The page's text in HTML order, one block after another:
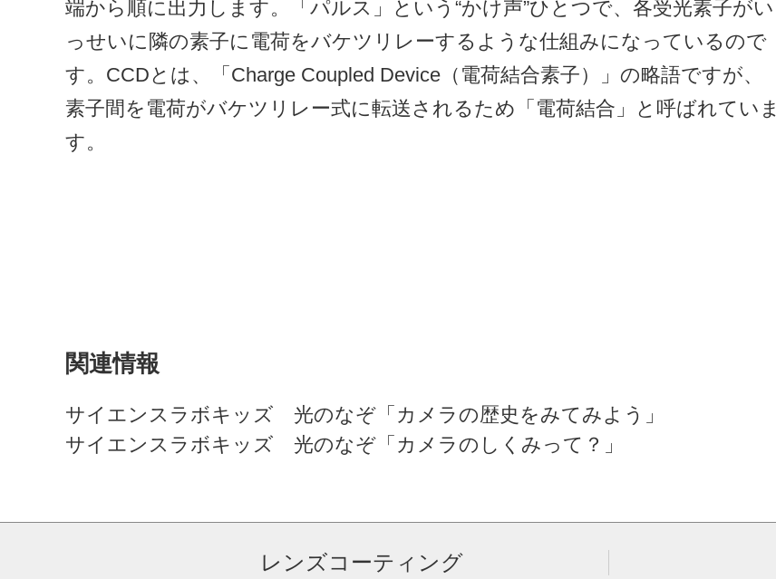
端から順に出力します。「パルス」という“かけ声”ひとつで、各受光素子がい
っせいに隣の素子に電荷をバケツリレーするような仕組みになっているので
す。CCDとは、「Charge Coupled Device（電荷結合素子）」の略語ですが、
素子間を電荷がバケツリレー式に転送されるため「電荷結合」と呼ばれていま
す。
関連情報
サイエンスラボキッズ 光のなぞ「カメラの歴史をみてみよう」
サイエンスラボキッズ 光のなぞ「カメラのしくみって？」
レンズコーティング